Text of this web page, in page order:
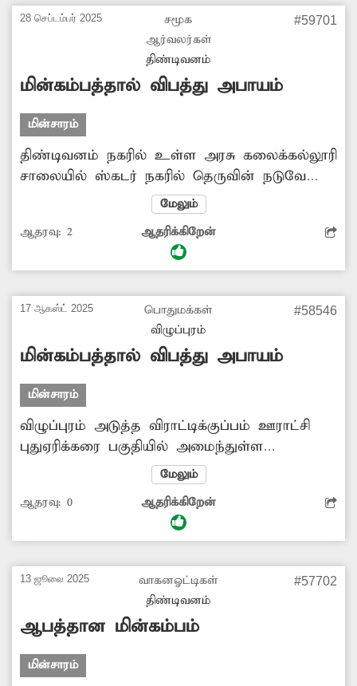
பொதுமக்கள் அச்சப்படுகின்றனர். எனவே
சம்பந்தப்பட்ட அதிகாரிகள், சேதம் அடைந்த
கம்பங்கைள அகற்றி புதிய மின்கம்பங்களை
அமைக்க நடவடிக்கை எடுக்க வேண்டும்.
28 செப்டம்பர் 2025
சமூக
ஆர்வலர்கள்
திண்டிவனம்
#59701
மின்கம்பத்தால் விபத்து அபாயம்
மின்சாரம்
திண்டிவனம் நகரில் உள்ள அரசு கலைக்கல்லூரி
சாலையில் ஸ்கடர் நகரில் தெருவின் நடுவே
மின் கம்பம் அமைந்துள்ளது. இதனால் அந்த
வழியாக செல்லும் வாகன ஓட்டிகள்
விபத்துகளில் சிக்கும் அபாயம் ஏற்பட்டுள்ளது.
எனவே உயிரிழப்புகள் ஏதும் ஏற்படும் முன்
நடவடிக்கை எடுக்க வேண்டும் என சமூக
ஆர்வலர்கள் கோரிக்கை விடுத்துள்ளனர்.
மேலும்
ஆதரவு: 2 ஆதரிக்கிறேன்
17 ஆகஸ்ட் 2025
பொதுமக்கள்
விழுப்புரம்
#58546
மின்கம்பத்தால் விபத்து அபாயம்
மின்சாரம்
விழுப்புரம் அடுத்த விராட்டிக்குப்பம் ஊராட்சி
புதுஏரிக்கரை பகுதியில் அமைந்துள்ள
மின்கம்பம் சாய்ந்த நிலையில் விபத்தை
ஏற்படுத்தும் நிலையில் உள்ளது. இதனால்
அவ்வழியாக செல்லும் வாகனஓட்டிகள்,
பொதுமக்கள் ஒருவித அச்சத்துடனேயே சென்று
ஏற்படும் முன் மின்வாரியத்துறை அதிகாரிகள்
சாய்ந்த நிலையில் உள்ள மின்கம்பத்தை
சரிசெய்ய வேண்டும்.
மேலும்
ஆதரவு: 0 ஆதரிக்கிறேன்
13 ஜூலை 2025
வாகனஓட்டிகள்
திண்டிவனம்
#57702
ஆபத்தான மின்கம்பம்
மின்சாரம்